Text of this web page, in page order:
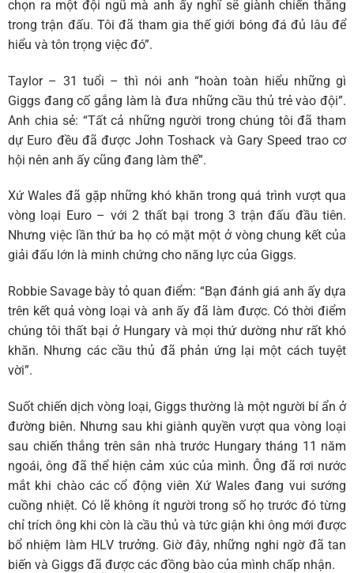
chọn ra một đội ngũ mà anh ấy nghĩ sẽ giành chiến thắng
trong trận đấu. Tôi đã tham gia thế giới bóng đá đủ lâu để
hiểu và tôn trọng việc đó”.
Taylor – 31 tuổi – thì nói anh “hoàn toàn hiểu những gì
Giggs đang cố gắng làm là đưa những cầu thủ trẻ vào đội”.
Anh chia sẻ: “Tất cả những người trong chúng tôi đã tham
dự Euro đều đã được John Toshack và Gary Speed trao cơ
hội nên anh ấy cũng đang làm thế”.
Xứ Wales đã gặp những khó khăn trong quá trình vượt qua
vòng loại Euro – với 2 thất bại trong 3 trận đấu đầu tiên.
Nhưng việc lần thứ ba họ có mặt một ở vòng chung kết của
giải đấu lớn là minh chứng cho năng lực của Giggs.
Robbie Savage bày tỏ quan điểm: “Bạn đánh giá anh ấy dựa
trên kết quả vòng loại và anh ấy đã làm được. Có thời điểm
chúng tôi thất bại ở Hungary và mọi thứ dường như rất khó
khăn. Nhưng các cầu thủ đã phản ứng lại một cách tuyệt
vời”.
Suốt chiến dịch vòng loại, Giggs thường là một người bí ẩn ở
đường biên. Nhưng sau khi giành quyền vượt qua vòng loại
sau chiến thắng trên sân nhà trước Hungary tháng 11 năm
ngoái, ông đã thể hiện cảm xúc của mình. Ông đã rơi nước
mắt khi chào các cổ động viên Xứ Wales đang vui sướng
cuồng nhiệt. Có lẽ không ít người trong số họ trước đó từng
chỉ trích ông khi còn là cầu thủ và tức giận khi ông mới được
bổ nhiệm làm HLV trưởng. Giờ đây, những nghi ngờ đã tan
biến và Giggs đã được các đồng bào của mình chấp nhận.